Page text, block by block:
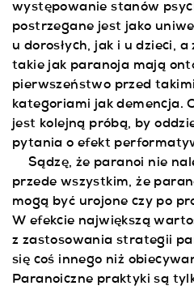
występowanie stanów
postrzegane jest jako
u dorosłych, jak i u dzieci,
takie jak paranoja mają
pierwszeństwo przed
kategoriami jak demencja.
jest kolejną próbą, by
pytania o efekt
Sądzę, że paranoi nie
przede wszystkim, że
mogą być urojone czy po
W efekcie największą
z zastosowania strategii
się coś innego niż
Paranoiczne praktyki są